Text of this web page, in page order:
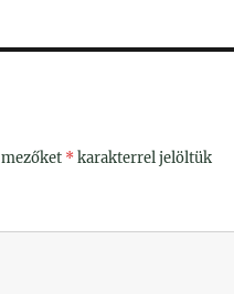
*karakterrel jelöltük